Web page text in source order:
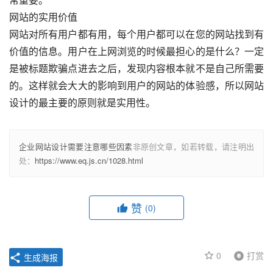
网站的实用价值
网站对所有用户都有用，每个用户都可以在您的网站找到有
价值的信息。用户在上网浏览的时候最担心的是什么？一定
是被标题欺骗点进去之后，发现内容根本就不是自己所需要
的。这样就会大大的影响到用户的网站的体验感，所以网站
设计的最主要的原则就是实用性。
企业网站设计需要注意哪些因素非原创文章，如若转载，请注明出
处： https://www.eq.js.cn/1028.html
赞 (0)
0 打赏
生成海报